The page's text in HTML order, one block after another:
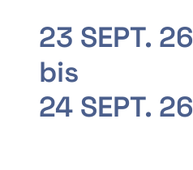
23 SEPT. 26
bis
24 SEPT. 26